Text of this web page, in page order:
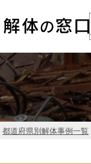
都道府県別解体事例一覧